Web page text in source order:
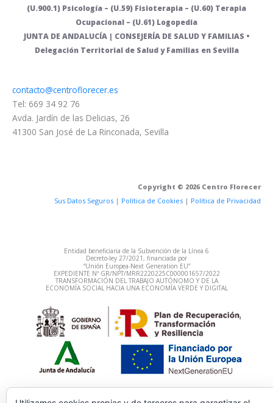
(U.900.1) Psicología – (U.59) Fisioterapia – (U.60) Terapia
Ocupacional – (U.61) Logopedia
JUNTA DE ANDALUCÍA | CONSEJERÍA DE SALUD Y FAMILIAS •
Delegación Territorial de Salud y Familias en Sevilla
contacto@centroflorecer.es
Tel: 669 34 92 76
Avda. Jardín de las Delicias, 26
41300 San José de La Rinconada, Sevilla
Copyright © 2026 Centro Florecer
Sus Datos Seguros | Política de Cookies | Política de Privacidad
Entidad beneficiaria de la Subvención de la Línea 6
Decreto‐ley 27/2021, financiada por
“Unión Europea‐Next Generation EU”
EXPEDIENTE Nº GR/NPT/MRR2220225C000001657/2022
TRANSFORMACIÓN DEL TRABAJO AUTÓNOMO Y DE LA
ECONOMÍA SOCIAL HACIA UNA ECONOMÍA VERDE Y DIGITAL